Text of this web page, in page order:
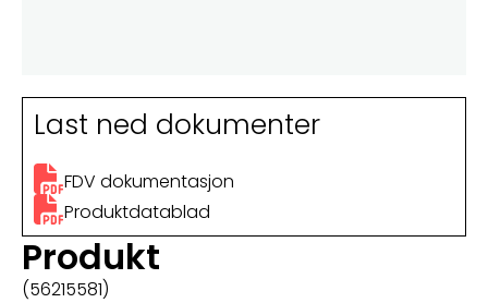
Last ned dokumenter
FDV dokumentasjon
Produktdatablad
Produkt
(56215581)